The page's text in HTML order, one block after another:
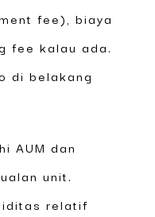
fee), biaya
fee kalau ada.
di belakang
AUM dan
unit.
relatif